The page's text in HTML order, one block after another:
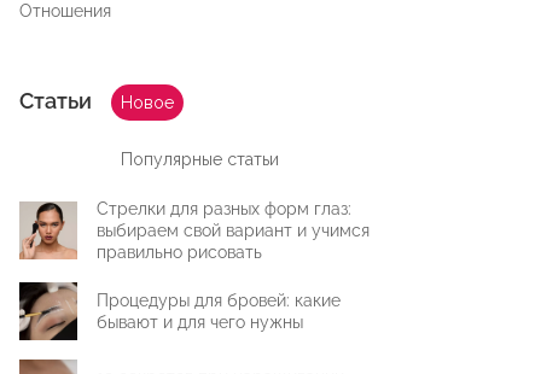
Отношения
Статьи Новое
Популярные статьи
Стрелки для разных форм глаз:
выбираем свой вариант и учимся
правильно рисовать
Процедуры для бровей: какие
бывают и для чего нужны